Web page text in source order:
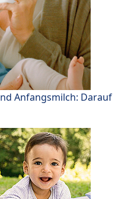
Anfangsmilch: Darauf